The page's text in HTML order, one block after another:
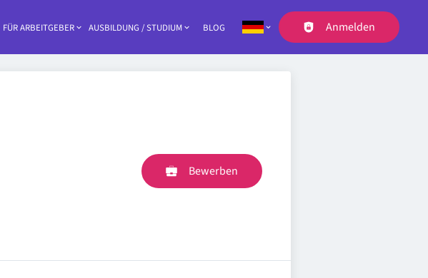
Haupt-Navigation
FÜR ARBEITGEBER AUSBILDUNG / STUDIUM BLOG Anmelden
Bewerben